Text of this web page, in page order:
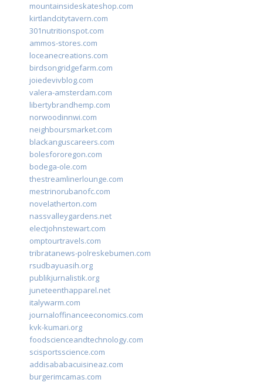
mountainsideskateshop.com
kirtlandcitytavern.com
301nutritionspot.com
ammos-stores.com
loceanecreations.com
birdsongridgefarm.com
joiedevivblog.com
valera-amsterdam.com
libertybrandhemp.com
norwoodinnwi.com
neighboursmarket.com
blackanguscareers.com
bolesfororegon.com
bodega-ole.com
thestreamlinerlounge.com
mestrinorubanofc.com
novelatherton.com
nassvalleygardens.net
electjohnstewart.com
omptourtravels.com
tribratanews-polreskebumen.com
rsudbayuasih.org
publikjurnalistik.org
juneteenthapparel.net
italywarm.com
journaloffinanceeconomics.com
kvk-kumari.org
foodscienceandtechnology.com
scisportsscience.com
addisababacuisineaz.com
burgerimcamas.com